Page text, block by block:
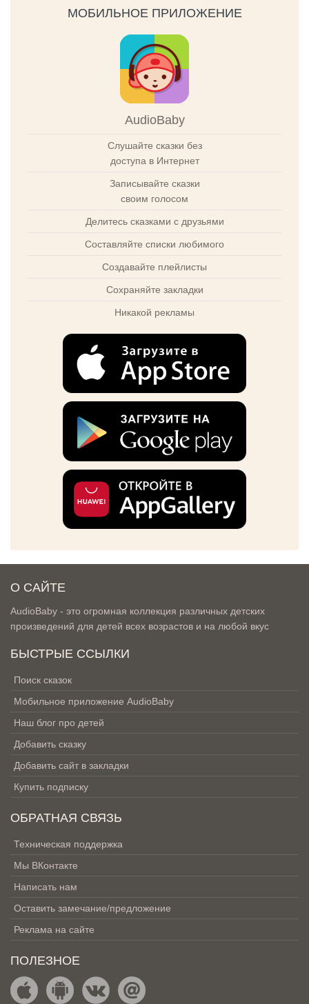
МОБИЛЬНОЕ ПРИЛОЖЕНИЕ
AudioBaby
Слушайте сказки без
доступа в Интернет
Записывайте сказки
своим голосом
Делитесь сказками с друзьями
Составляйте списки любимого
Создавайте плейлисты
Сохраняйте закладки
Никакой рекламы
О САЙТЕ
AudioBaby - это огромная коллекция различных детских
произведений для детей всех возрастов и на любой вкус
БЫСТРЫЕ ССЫЛКИ
Поиск сказок
Мобильное приложение AudioBaby
Наш блог про детей
Добавить сказку
Добавить сайт в закладки
Купить подписку
ОБРАТНАЯ СВЯЗЬ
Техническая поддержка
Мы ВКонтакте
Написать нам
Оставить замечание/предложение
Реклама на сайте
ПОЛЕЗНОЕ